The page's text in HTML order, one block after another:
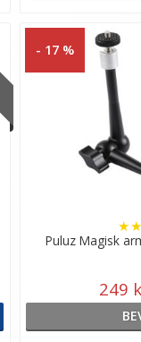
- 17 %
Puluz Magisk
★★
249